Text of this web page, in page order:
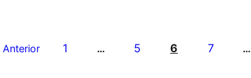
Anterior 1 … 5 6 7 …